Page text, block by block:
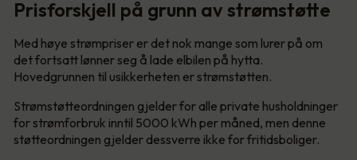
Prisforskjell på grunn av strømstøtte
Med høye strømpriser er det nok mange som lurer på om
det fortsatt lønner seg å lade elbilen på hytta.
Hovedgrunnen til usikkerheten er strømstøtten.
Strømstøtteordningen gjelder for alle private husholdninger
for strømforbruk inntil 5000 kWh per måned, men denne
støtteordningen gjelder dessverre ikke for fritidsboliger.